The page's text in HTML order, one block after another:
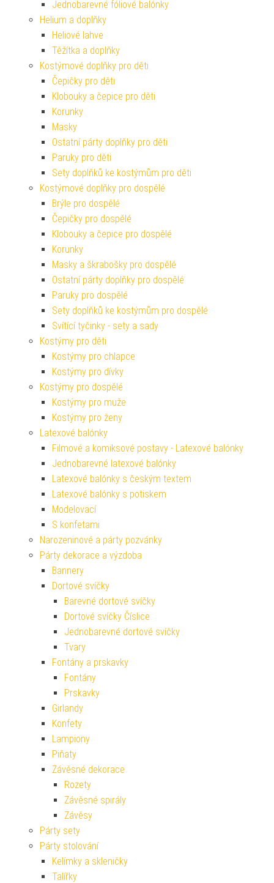
Jednobarevné fóliové balónky
Helium a doplňky
Heliové lahve
Těžítka a doplňky
Kostýmové doplňky pro děti
Čepičky pro děti
Klobouky a čepice pro děti
Korunky
Masky
Ostatní párty doplňky pro děti
Paruky pro děti
Sety doplňků ke kostýmům pro děti
Kostýmové doplňky pro dospělé
Brýle pro dospělé
Čepičky pro dospělé
Klobouky a čepice pro dospělé
Korunky
Masky a škrabošky pro dospělé
Ostatní párty doplňky pro dospělé
Paruky pro dospělé
Sety doplňků ke kostýmům pro dospělé
Svítící tyčinky - sety a sady
Kostýmy pro děti
Kostýmy pro chlapce
Kostýmy pro dívky
Kostýmy pro dospělé
Kostýmy pro muže
Kostýmy pro ženy
Latexové balónky
Filmové a komiksové postavy - Latexové balónky
Jednobarevné latexové balónky
Latexové balónky s českým textem
Latexové balónky s potiskem
Modelovací
S konfetami
Narozeninové a párty pozvánky
Párty dekorace a výzdoba
Bannery
Dortové svíčky
Barevné dortové svíčky
Dortové svíčky Číslice
Jednobarevné dortové svíčky
Tvary
Fontány a prskavky
Fontány
Prskavky
Girlandy
Konfety
Lampiony
Piňaty
Závěsné dekorace
Rozety
Závěsné spirály
Závěsy
Párty sety
Párty stolování
Kelímky a skleničky
Talířky